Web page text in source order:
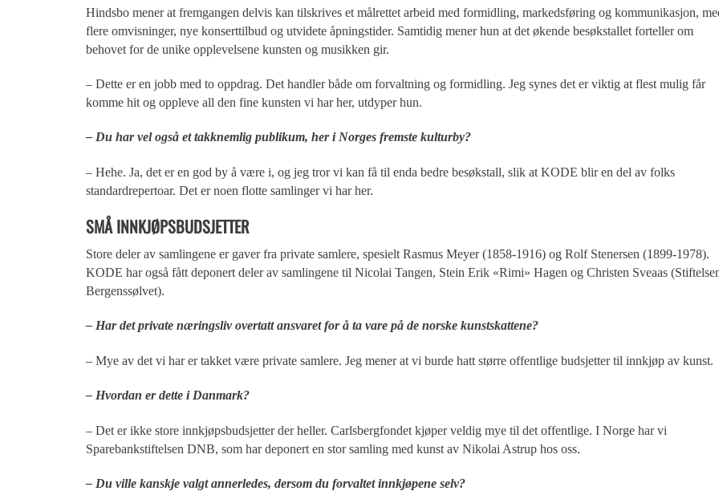
Hindsbo mener at fremgangen delvis kan tilskrives et målrettet arbeid med formidling, markedsføring og kommunikasjon,
flere omvisninger, nye konserttilbud og utvidete åpningstider. Samtidig mener hun at det økende besøkstallet forteller om
behovet for de unike opplevelsene kunsten og musikken gir.
– Dette er en jobb med to oppdrag. Det handler både om forvaltning og formidling. Jeg synes det er viktig at flest mulig får
komme hit og oppleve all den fine kunsten vi har her, utdyper hun.
– Du har vel også et takknemlig publikum, her i Norges fremste kulturby?
– Hehe. Ja, det er en god by å være i, og jeg tror vi kan få til enda bedre besøkstall, slik at KODE blir en del av folks
standardrepertoar. Det er noen flotte samlinger vi har her.
SMÅ INNKJØPSBUDSJETTER
Store deler av samlingene er gaver fra private samlere, spesielt Rasmus Meyer (1858-1916) og Rolf Stenersen (1899-1978).
KODE har også fått deponert deler av samlingene til Nicolai Tangen, Stein Erik «Rimi» Hagen og Christen Sveaas
Bergenssølvet).
– Har det private næringsliv overtatt ansvaret for å ta vare på de norske kunstskattene?
– Mye av det vi har er takket være private samlere. Jeg mener at vi burde hatt større offentlige budsjetter til innkjøp av kunst.
– Hvordan er dette i Danmark?
– Det er ikke store innkjøpsbudsjetter der heller. Carlsbergfondet kjøper veldig mye til det offentlige. I Norge har vi
Sparebankstiftelsen DNB, som har deponert en stor samling med kunst av Nikolai Astrup hos oss.
– Du ville kanskje valgt annerledes, dersom du forvaltet innkjøpene selv?